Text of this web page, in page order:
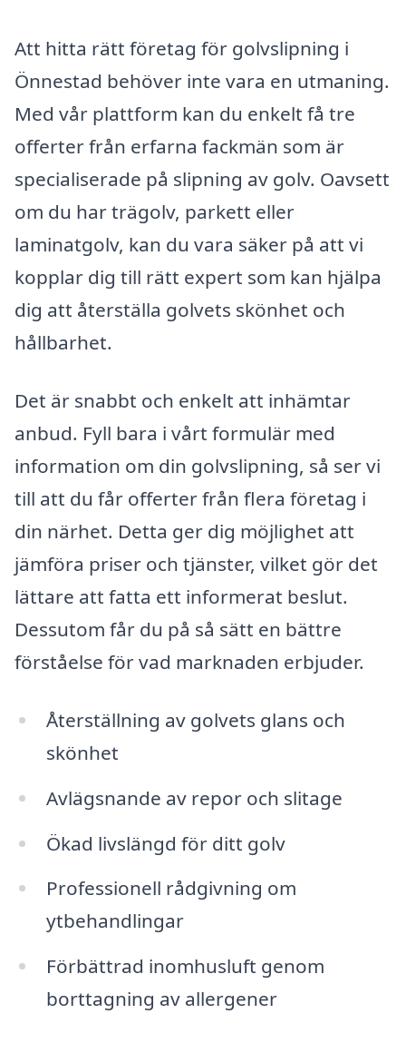
Att hitta rätt företag för golvslipning i
Önnestad behöver inte vara en utmaning.
Med vår plattform kan du enkelt få tre
offerter från erfarna fackmän som är
specialiserade på slipning av golv. Oavsett
om du har trägolv, parkett eller
laminatgolv, kan du vara säker på att vi
kopplar dig till rätt expert som kan hjälpa
dig att återställa golvets skönhet och
hållbarhet.
Det är snabbt och enkelt att inhämtar
anbud. Fyll bara i vårt formulär med
information om din golvslipning, så ser vi
till att du får offerter från flera företag i
din närhet. Detta ger dig möjlighet att
jämföra priser och tjänster, vilket gör det
lättare att fatta ett informerat beslut.
Dessutom får du på så sätt en bättre
förståelse för vad marknaden erbjuder.
Återställning av golvets glans och
skönhet
Avlägsnande av repor och slitage
Ökad livslängd för ditt golv
Professionell rådgivning om
ytbehandlingar
Förbättrad inomhusluft genom
borttagning av allergener